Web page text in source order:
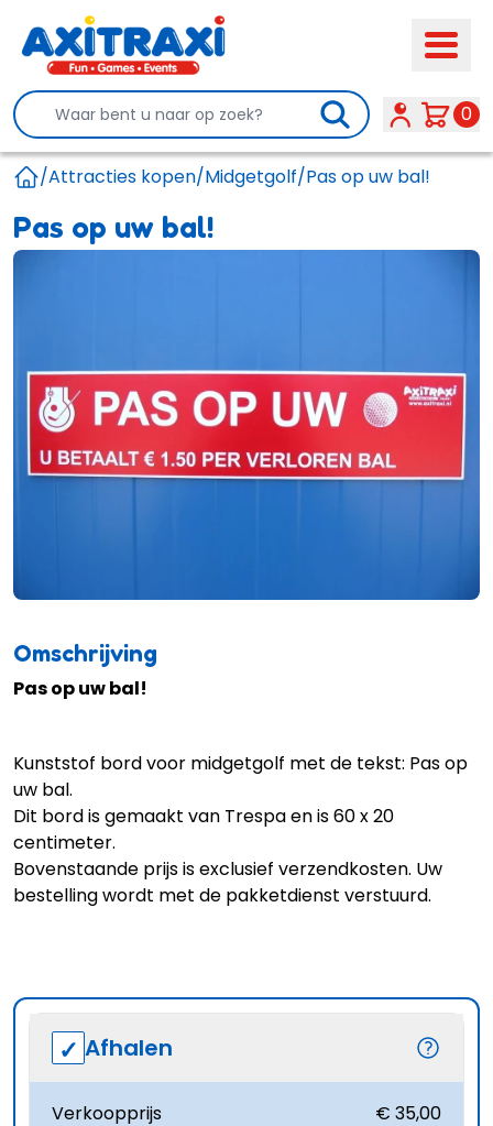
Search 0
/Attracties kopen/Midgetgolf/Pas op uw bal!
Pas op uw bal!
Omschrijving
Pas op uw bal!
Kunststof bord voor midgetgolf met de tekst: Pas op
uw bal.
Dit bord is gemaakt van Trespa en is 60 x 20
centimeter.
Bovenstaande prijs is exclusief verzendkosten. Uw
bestelling wordt met de pakketdienst verstuurd.
Afhalen
Verkoopprijs
€ 35,00